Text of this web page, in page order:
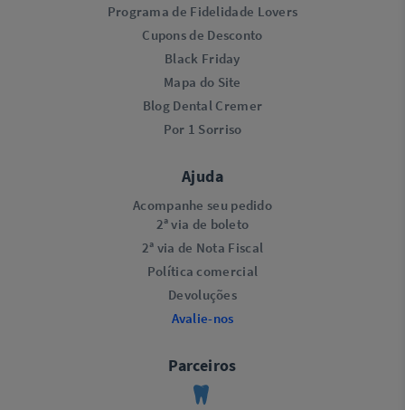
Programa de Fidelidade Lovers​
Cupons de Desconto
Black Friday
Mapa do Site
Blog Dental Cremer
Por 1 Sorriso
Ajuda
Acompanhe seu pedido
2ª via de boleto
2ª via de Nota Fiscal
Política comercial
Devoluções
Avalie-nos
Parceiros